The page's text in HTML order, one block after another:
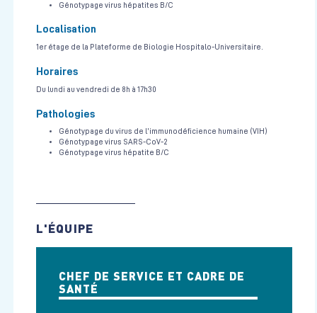
Génotypage virus hépatites B/C
Localisation
1er étage de la Plateforme de Biologie Hospitalo-Universitaire.
Horaires
Du lundi au vendredi de 8h à 17h30
Pathologies
Génotypage du virus de l’immunodéficience humaine (VIH)
Génotypage virus SARS-CoV-2
Génotypage virus hépatite B/C
L'ÉQUIPE
CHEF DE SERVICE ET CADRE DE
SANTÉ